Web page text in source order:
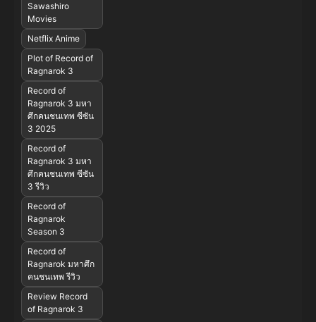
Sawashiro
Movies
Netflix Anime
Plot of Record of
Ragnarok 3
Record of
Ragnarok 3 มหา
ศึกคนชนเทพ ซีซัน
3 2025
Record of
Ragnarok 3 มหา
ศึกคนชนเทพ ซีซัน
3 รีวิว
Record of
Ragnarok
Season 3
Record of
Ragnarok มหาศึก
คนชนเทพ รีวิว
Review Record
of Ragnarok 3